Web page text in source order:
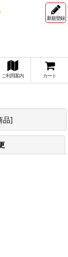
新規登録
ご利用案内 カート
品]